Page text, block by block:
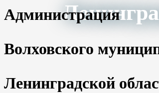
Администрация
Волховского
Ленинградской